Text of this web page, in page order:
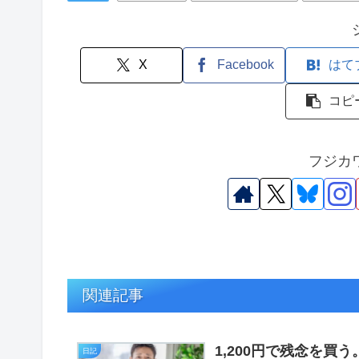
X Facebook はて
コピ
フジカ
関連記事
日記 1,200円で残念を買う